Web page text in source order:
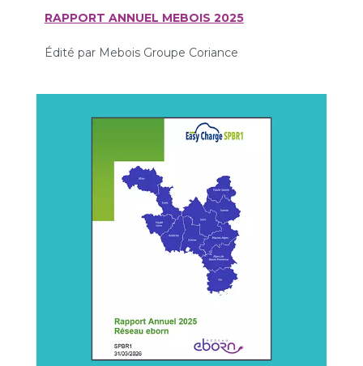
RAPPORT ANNUEL MEBOIS 2025
Édité par Mebois Groupe Coriance